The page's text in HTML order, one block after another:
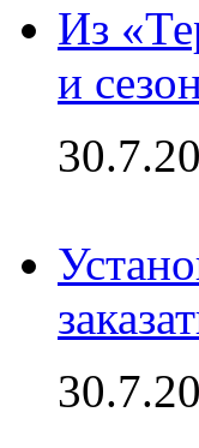
Из
и